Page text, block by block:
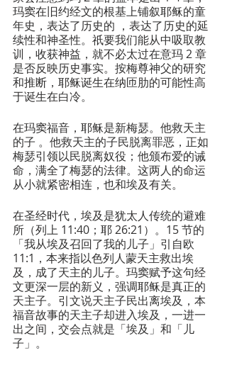
玛窦在旧约经文的根基上铺叙耶稣的童
年史，表达了历史的 ，表达了历史的延
续性和神圣性。祇要我们能从中吸取教
训，收获神益，就不必太过在意玛 2 章
是否反映历史事实。按梅尊神父的研究
和推断，耶稣诞生在纳匝肋的可能性高
于诞生在白冷。
在玛窦福音，耶稣是新梅瑟。他救天主
的子 。他救天主的子民脱离罪恶，正如
梅瑟引领以民脱离奴役；他颁布爱的诫
命，满全了梅瑟的法律。这两人的命运
从小就紧密相连，也和埃及有关。
在圣经时代，埃及是犹太人传统的避难
所（列上 11:40；耶 26:21）。15 节的
「我从埃及召回了我的儿子」引自欧
11:1，本来指以色列人蒙天主救出埃
及，成了天主的儿子。玛窦赋予这句经
文更深一层的新义，强调耶稣是真正的
天主子。引文说天主子民出离埃及，本
福音故事的天主子却进入埃及，一进一
出之间，交会点就是「埃及」和「儿
子」。